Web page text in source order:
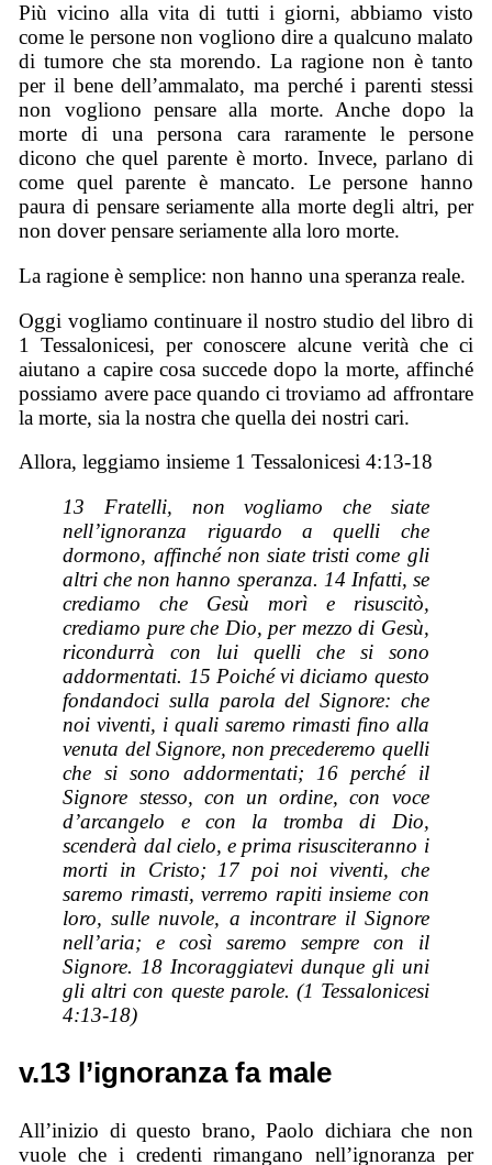
Più vicino alla vita di tutti i giorni, abbiamo visto
come le persone non vogliono dire a qualcuno malato
di tumore che sta morendo. La ragione non è tanto
per il bene dell’ammalato, ma perché i parenti stessi
non vogliono pensare alla morte. Anche dopo la
morte di una persona cara raramente le persone
dicono che quel parente è morto. Invece, parlano di
come quel parente è mancato. Le persone hanno
paura di pensare seriamente alla morte degli altri, per
non dover pensare seriamente alla loro morte.
La ragione è semplice: non hanno una speranza reale.
Oggi vogliamo continuare il nostro studio del libro di
1 Tessalonicesi, per conoscere alcune verità che ci
aiutano a capire cosa succede dopo la morte, affinché
possiamo avere pace quando ci troviamo ad affrontare
la morte, sia la nostra che quella dei nostri cari.
Allora, leggiamo insieme 1 Tessalonicesi 4:13-18
13 Fratelli, non vogliamo che siate
nell’ignoranza riguardo a quelli che
dormono, affinché non siate tristi come gli
altri che non hanno speranza. 14 Infatti, se
crediamo che Gesù morì e risuscitò,
crediamo pure che Dio, per mezzo di Gesù,
ricondurrà con lui quelli che si sono
addormentati. 15 Poiché vi diciamo questo
fondandoci sulla parola del Signore: che
noi viventi, i quali saremo rimasti fino alla
venuta del Signore, non precederemo quelli
che si sono addormentati; 16 perché il
Signore stesso, con un ordine, con voce
d’arcangelo e con la tromba di Dio,
scenderà dal cielo, e prima risusciteranno i
morti in Cristo; 17 poi noi viventi, che
saremo rimasti, verremo rapiti insieme con
loro, sulle nuvole, a incontrare il Signore
nell’aria; e così saremo sempre con il
Signore. 18 Incoraggiatevi dunque gli uni
gli altri con queste parole. (1 Tessalonicesi
4:13-18)
v.13 l’ignoranza fa male
All’inizio di questo brano, Paolo dichiara che non
vuole che i credenti rimangano nell’ignoranza per